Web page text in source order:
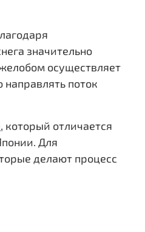
значительно
осуществляет
поток
, который отличается
Для
делают процесс